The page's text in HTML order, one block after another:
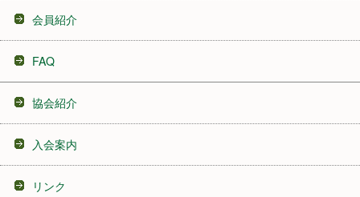
21:00
23:00
会員紹介
FAQ
協会紹介
入会案内
リンク